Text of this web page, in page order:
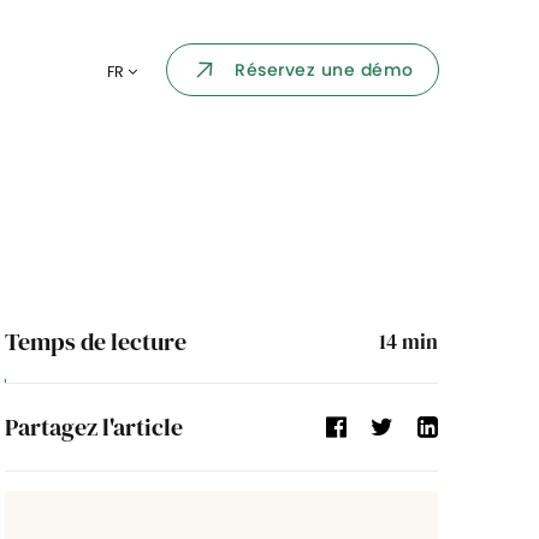
FR Réservez une démo
Temps de lecture 14min
Partagez l'article
Événement d'entreprise